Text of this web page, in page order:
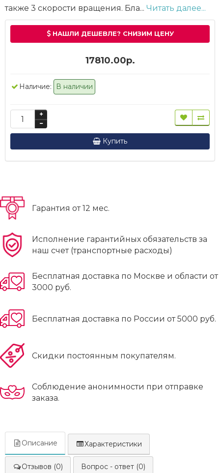
также 3 скорости вращения. Бла... Читать далее...
НАШЛИ ДЕШЕВЛЕ? СНИЗИМ ЦЕНУ
17810.00р.
Наличие: В наличии
Купить
Гарантия от 12 мес.
Исполнение гарантийных обязательств за
наш счет (транспортные расходы)
Бесплатная доставка по Москве и области от
3000 руб.
Бесплатная доставка по России от 5000 руб.
Скидки постоянным покупателям.
Соблюдение анонимности при отправке
заказа.
Описание Характеристики
Отзывов (0) Вопрос - ответ (0)